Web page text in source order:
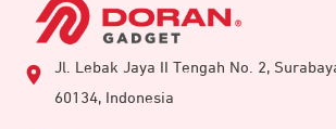
Jl. Lebak Jaya II Tengah No. 2,
60134, Indonesia